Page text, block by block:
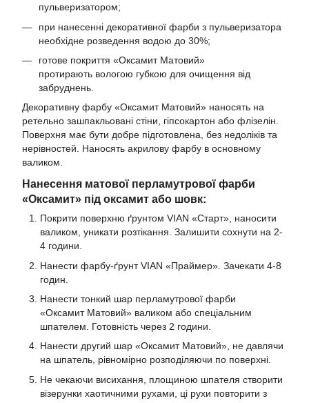
пульверизатором;
при нанесенні декоративної фарби з пульверизатора
необхідне розведення водою до 30%;
готове покриття «Оксамит Матовий»
протирають вологою губкою для очищення від
забруднень.
Декоративну фарбу «Оксамит Матовий» наносять на
ретельно зашпакльовані стіни, гіпсокартон або флізелін.
Поверхня має бути добре підготовлена, без недоліків та
нерівностей. Наносять акрилову фарбу в основному
валиком.
Нанесення матової перламутрової фарби
«Оксамит» під оксамит або шовк:
Покрити поверхню ґрунтом VIAN «Старт», наносити
валиком, уникати розтікання. Залишити сохнути на 2-
4 години.
Нанести фарбу-ґрунт VIAN «Праймер». Зачекати 4-8
годин.
Нанести тонкий шар перламутрової фарби
«Оксамит Матовий» валиком або спеціальним
шпателем. Готовність через 2 години.
Нанести другий шар «Оксамит Матовий», не давлячи
на шпатель, рівномірно розподіляючи по поверхні.
Не чекаючи висихання, площиною шпателя створити
візерунки хаотичними рухами, ці рухи повторити з